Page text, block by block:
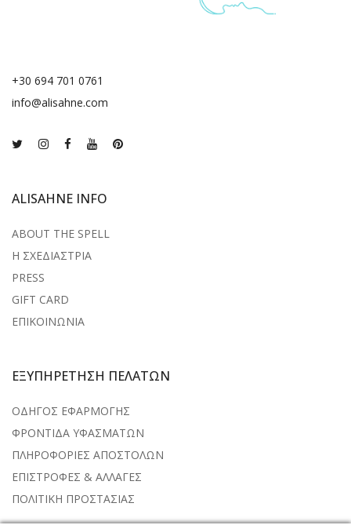
+30 694 701 0761
info@alisahne.com
ALISAHNE INFO
ABOUT THE SPELL
Η ΣΧΕΔΙΑΣΤΡΙΑ
PRESS
GIFT CARD
ΕΠΙΚΟΙΝΩΝΙΑ
ΕΞΥΠΗΡΕΤΗΣΗ ΠΕΛΑΤΩΝ
ΟΔΗΓΟΣ ΕΦΑΡΜΟΓΗΣ
ΦΡΟΝΤΙΔΑ ΥΦΑΣΜΑΤΩΝ
ΠΛΗΡΟΦΟΡΙΕΣ ΑΠΟΣΤΟΛΩΝ
ΕΠΙΣΤΡΟΦΕΣ & ΑΛΛΑΓΕΣ
ΠΟΛΙΤΙΚΗ ΠΡΟΣΤΑΣΙΑΣ